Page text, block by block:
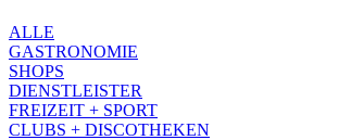
ALLE
GASTRONOMIE
SHOPS
DIENSTLEISTER
FREIZEIT + SPORT
CLUBS + DISCOTHEKEN